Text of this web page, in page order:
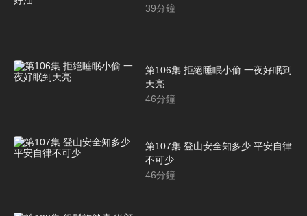
39分鐘
第106集 拒絕睡眠小偷 一夜好眠到
天亮
46分鐘
第107集 登山安全知多少 平安自律
不可少
46分鐘